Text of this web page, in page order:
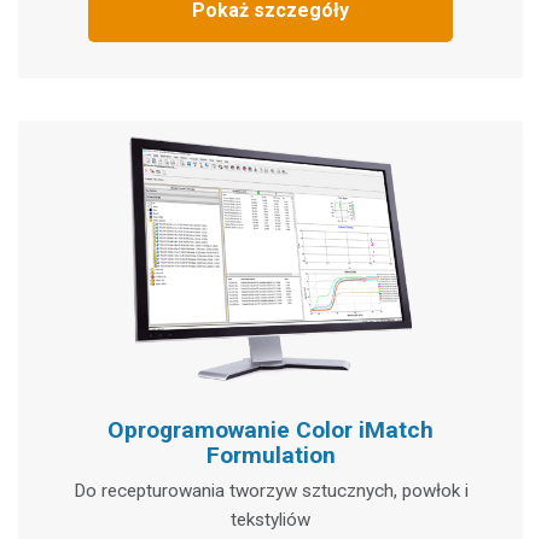
USBAB-03)
Pokaż szczegóły
Oprogramowanie Color iMatch
Formulation
Do recepturowania tworzyw sztucznych, powłok i
tekstyliów